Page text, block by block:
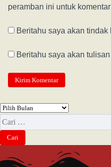
peramban ini untuk
Beritahu saya akan
Beritahu saya akan